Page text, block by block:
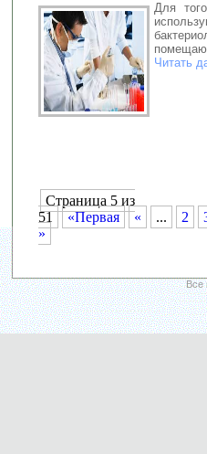
Для
Читать
Страница 5 из
51
«Первая « ... 2
»
Все